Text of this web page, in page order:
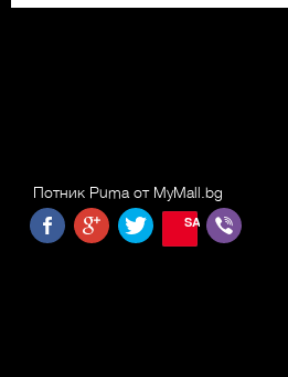
Потник Puma от MyMall.bg
SAVE